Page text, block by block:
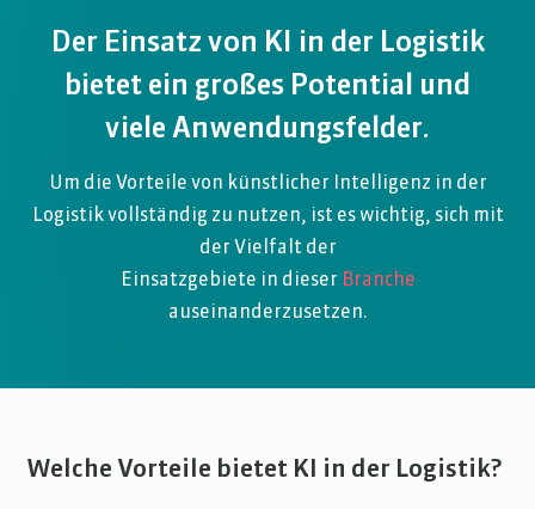
Der Einsatz von KI in der Logistik
bietet ein großes Potential und
viele Anwendungsfelder.
Um die Vorteile von künstlicher Intelligenz in der
Logistik vollständig zu nutzen, ist es wichtig, sich mit
der Vielfalt der
Einsatzgebiete in dieser Branche
auseinanderzusetzen.
Welche Vorteile bietet KI in der Logistik?